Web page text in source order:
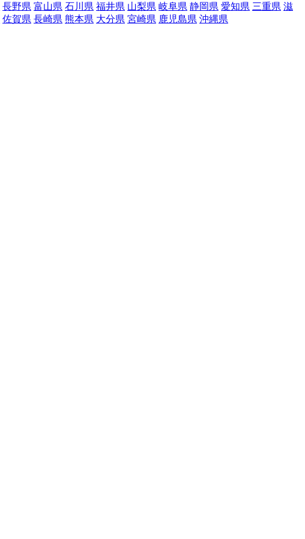
長野県 富山県 石川県 福井県 山梨県 岐阜県 静岡県 愛知県 三重県 滋
佐賀県 長崎県 熊本県 大分県 宮崎県 鹿児島県 沖縄県